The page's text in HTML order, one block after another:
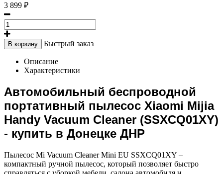
3 899 ₽
В корзину Быстрый заказ
Описание
Характеристики
Автомобильный беспроводной
портативный пылесос Xiaomi Mijia
Handy Vacuum Cleaner (SSXCQ01XY)
- купить в Донецке ДНР
Пылесос Mi Vacuum Cleaner Mini EU SSXCQ01XY –
компактный ручной пылесос, который позволяет быстро